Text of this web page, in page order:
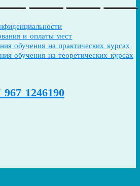
и оплаты мест
обучения на практических курсах
обучения на теоретических курсах
967 1246190